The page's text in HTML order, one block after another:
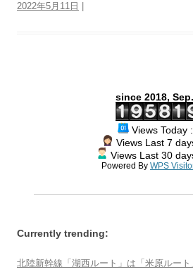
e
o
2022年5月11日
since 2018,
Views Today
Views Last 7
Views Last 30
Powered By WPS
Currently trending:
北陸新幹線「湖西ルート」は「米原ルート